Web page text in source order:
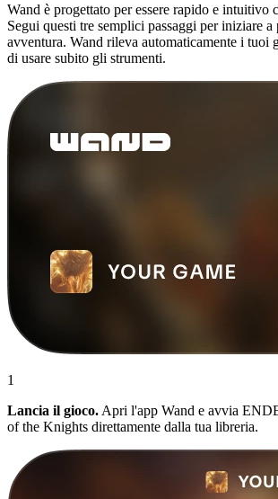
Wand è progettato per essere rapido e intuitivo
Segui questi tre semplici passaggi per iniziare a
avventura. Wand rileva automaticamente i tuoi
di usare subito gli strumenti.
1
Lancia il gioco. Apri l'app Wand e avvia
of the Knights direttamente dalla tua libreria.